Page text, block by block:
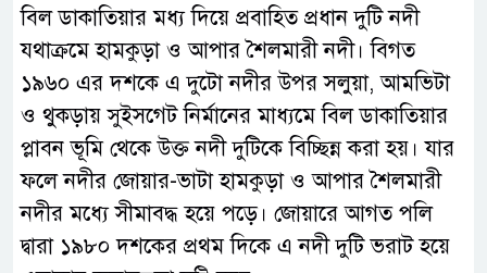
বিল ডাকাতিয়ার মধ্য দিয়ে প্রবাহিত প্রধান দুটি নদী
যথাক্রমে হামকুড়া ও আপার শৈলমারী নদী। বিগত
১৯৬০ এর দশকে এ দুটো নদীর উপর সলুয়া, আমভিটা
ও থুকড়ায় সুইসগেট নির্মানের মাধ্যমে বিল ডাকাতিয়ার
প্লাবন ভূমি থেকে উক্ত নদী দুটিকে বিচ্ছিন্ন করা হয়। যার
ফলে নদীর জোয়ার-ভাটা হামকুড়া ও আপার শৈলমারী
নদীর মধ্যে সীমাবদ্ধ হয়ে পড়ে। জোয়ারে আগত পলি
দ্বারা ১৯৮০ দশকের প্রথম দিকে এ নদী দুটি ভরাট হয়ে